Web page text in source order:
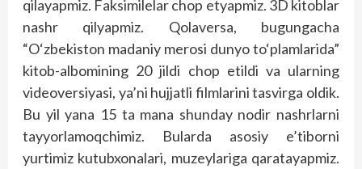
qilayapmiz. Faksimilelar chop etyapmiz. 3D kitob­lar
nashr qilyapmiz. Qolaversa, bugungacha
“O‘zbekiston madaniy merosi dunyo to‘plamlarida”
kitob-albomining 20 jildi chop etildi va ularning
videoversiyasi, ya’ni hujjatli filmlarini tasvirga oldik.
Bu yil yana 15 ta mana shunday nodir nashrlarni
tayyorlamoqchimiz. Bularda asosiy e’tiborni
yurtimiz kutubxonalari, muzeylariga qaratayapmiz.